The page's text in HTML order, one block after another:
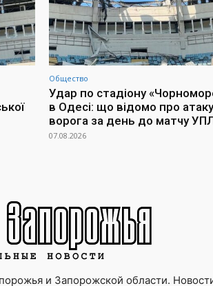
Общество
Удар по стадіону
в Одесі: що відомо про атаку
ворога за день до матчу
07.08.2026
и Запорожской области.